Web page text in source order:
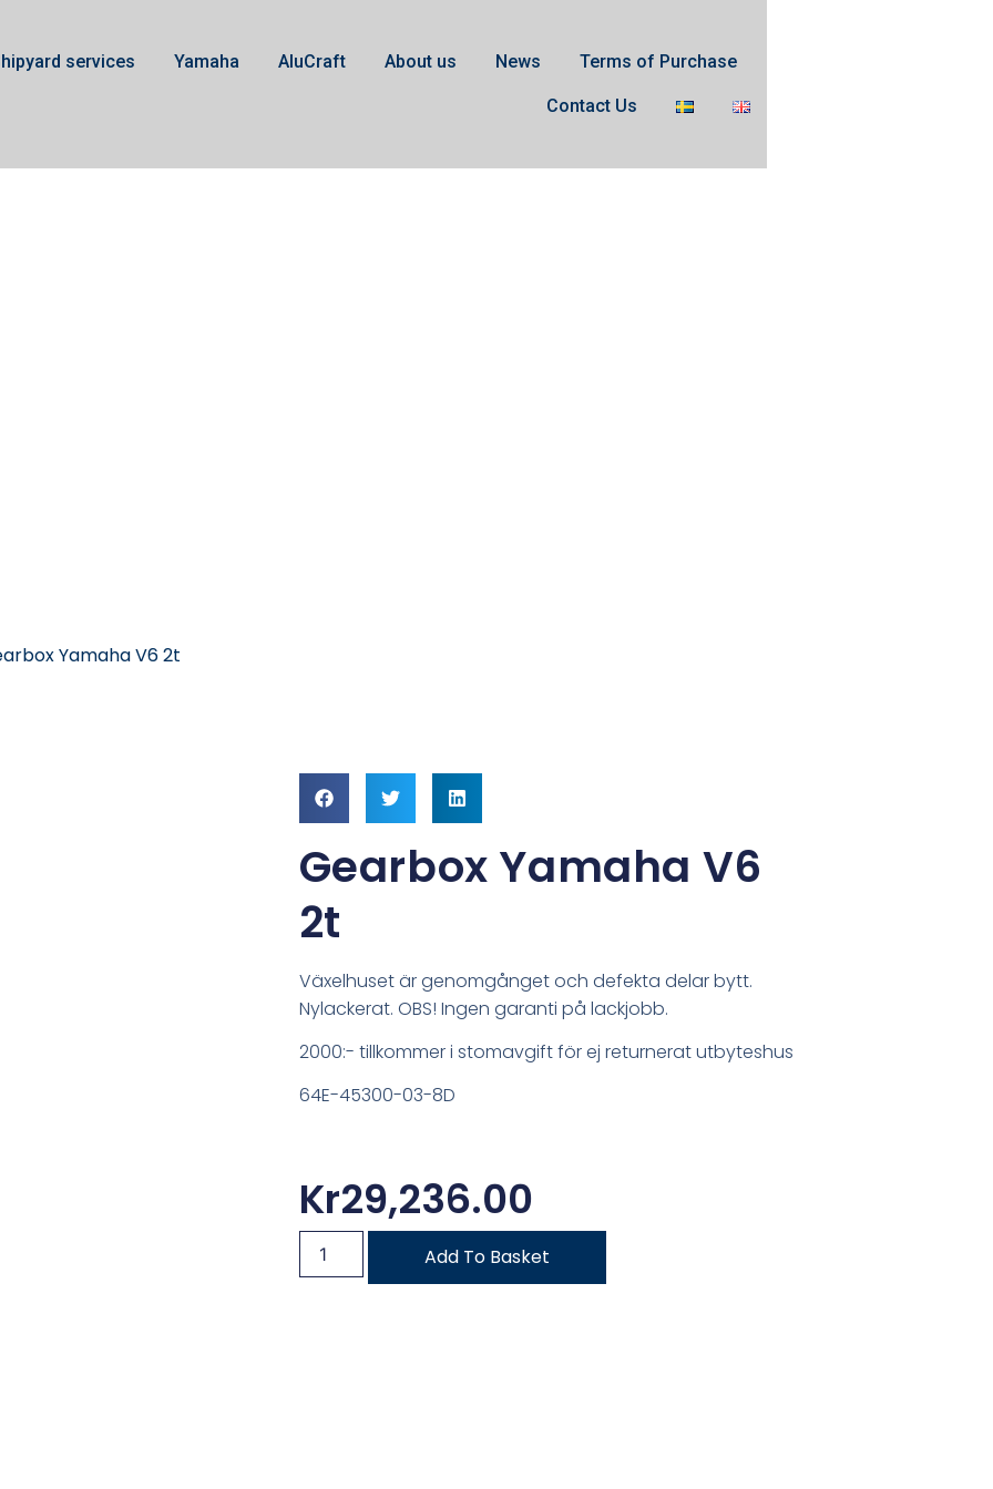
services Yamaha AluCraft About us News Terms of Purchase
Contact Us
Yamaha V6 2t
Gearbox Yamaha V6
2t
Växelhuset är genomgånget och defekta delar bytt.
Nylackerat. OBS! Ingen garanti på lackjobb.
2000:- tillkommer i stomavgift för ej returnerat utbyteshus
64E-45300-03-8D
Kr29,236.00
Add To Basket